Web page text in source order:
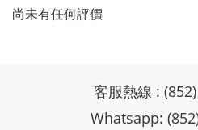
尚未有任何評價
客服熱線 :
Whatsapp: